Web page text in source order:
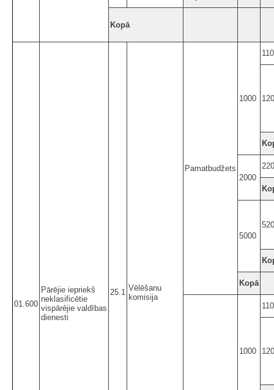
Kopā
01.600
Pārējie iepriekš
neklasificētie
vispārējie valdības
dienesti
25.1 Vēlēšanu
komisija
Pamatbudžets
1000
2000
5000
Kopā
1000